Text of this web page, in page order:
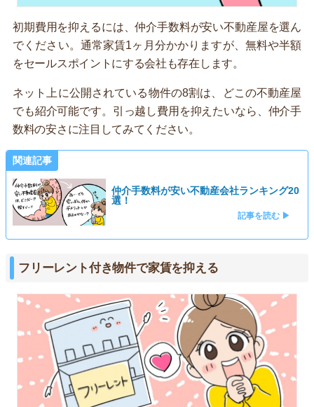
初期費用を抑えるには、仲介手数料が安い不動産屋を選ん
でください。通常家賃1ヶ月分かかりますが、無料や半額
をセールスポイントにする会社も存在します。
ネット上に公開されている物件の8割は、どこの不動産屋
でも紹介可能です。引っ越し費用を抑えたいなら、仲介手
数料の安さに注目してみてください。
関連記事
仲介手数料が安い不動産会社ランキング20
選！
記事を読む ▶
フリーレント付き物件で家賃を抑える